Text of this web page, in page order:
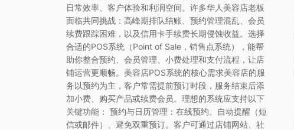
日常效率、客户体验和利润空间。许多华人美容店老板
面临共同挑战：高峰期排队结账、预约管理混乱、会员
续费跟踪困难，以及信用卡手续费长期侵蚀收益。选择
合适的POS系统（Point of Sale，销售点系统），能帮
助你整合预约、会员管理、小费处理和支付流程，让店
铺运营更顺畅。美容店POS系统的核心需求美容店的服
务以预约为主，客户常需提前预订时段，服务结束后添
加小费、购买产品或续费会员。理想的系统应支持以下
关键功能： 预约与日历管理：在线预约、自动提醒（短
信或邮件）、避免双重预订。客户可通过店铺网站、社